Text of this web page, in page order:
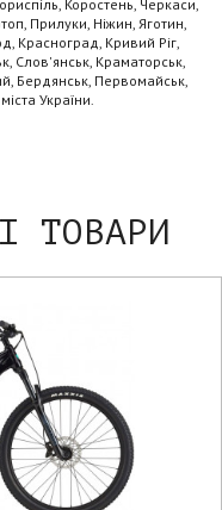
Коростень, Черкаси,
Прилуки, Ніжин, Яготин,
Красноград, Кривий Ріг,
Слов'янськ, Краматорськ,
Бердянськ, Первомайськ,
України.
ТОВАРИ